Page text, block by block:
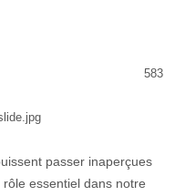
583
passer inaperçues
essentiel dans notre